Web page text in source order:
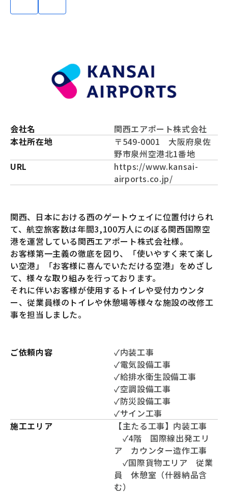
会社名
関西エアポート株式会社
本社所在地
〒549-0001 大阪府泉佐
野市泉州空港北1番地
URL
https://www.kansai-
airports.co.jp/
関西、日本における西のゲートウェイに位置付けられ
て、航空旅客数は年間3,100万人にのぼる関西国際空
港を運営している関西エアポート株式会社様。
お客様第一主義の徹底を図り、「使いやすく来て楽し
い空港」「お客様に喜んでいただける空港」をめざし
て、様々な取り組みを行っております。
それに伴いお客様が使用するトイレや受付カウンタ
ー、従業員様のトイレや休憩場等様々な施設の改修工
事を担当しました。
ご依頼内容
✓内装工事
✓電気設備工事
✓給排水衛生設備工事
✓空調設備工事
✓防災設備工事
✓サイン工事
施工エリア
【主たる工事】内装工事
✓4階 国際線出発エリ
ア カウンター造作工事
✓国際貨物エリア 従業
員 休憩室（什器納品含
む）